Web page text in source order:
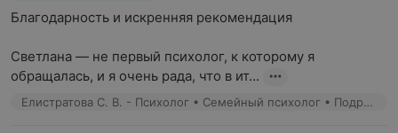
Благодарность и искренняя рекомендация
Светлана — не первый психолог, к которому я
обращалась, и я очень рада, что в ит...
Елистратова С. В. - Психолог • Семейный психолог • Подростковый психолог